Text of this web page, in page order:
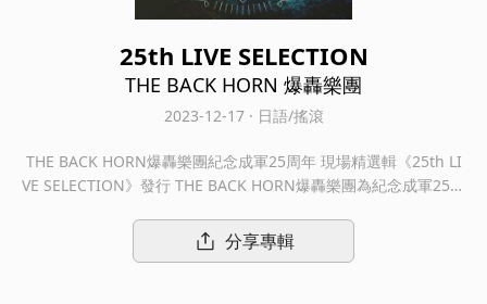
25th LIVE SELECTION
THE BACK HORN 爆轟樂團
2023-12-17 · 日語/搖滾
THE BACK HORN爆轟樂團紀念成軍25周年 現場精選輯《25th LI
VE SELECTION》發行 THE BACK HORN爆轟樂團為紀念成軍25周
再挑選該曲的現場演出音源，集結成這張承載了25年份心血與回憶
的現場精選輯《25th LIVE SELECTION》。
分享專輯